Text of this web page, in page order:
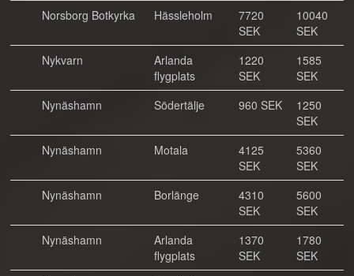
Norsborg Botkyrka
Hässleholm
7720
SEK
10040
SEK
Nykvarn
Arlanda
flygplats
1220
SEK
1585
SEK
Nynäshamn
Södertälje 960 SEK
1250
SEK
Nynäshamn
Motala
4125
SEK
5360
SEK
Nynäshamn
Borlänge
4310
SEK
5600
SEK
Nynäshamn
Arlanda
flygplats
1370
SEK
1780
SEK